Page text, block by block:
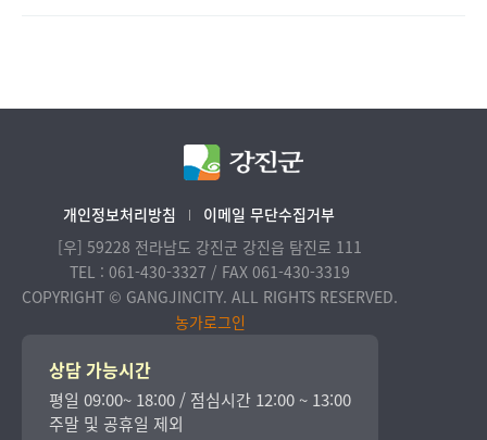
개인정보처리방침
이메일 무단수집거부
[우] 59228 전라남도 강진군 강진읍 탐진로 111
TEL : 061-430-3327 / FAX 061-430-3319
COPYRIGHT © GANGJINCITY. ALL RIGHTS RESERVED.
농가로그인
상담 가능시간
평일 09:00~ 18:00 / 점심시간 12:00 ~ 13:00
주말 및 공휴일 제외